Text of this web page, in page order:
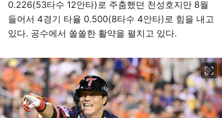
0.226(53타수 12안타)로 주춤했던 천성호지만 8월
들어서 4경기 타율 0.500(8타수 4안타)로 힘을 내고
있다. 공수에서 쏠쏠한 활약을 펼치고 있다.